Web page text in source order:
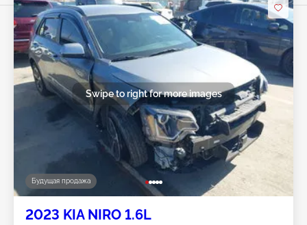
Будущая продажа
Swipe to right for more images
2023 KIA NIRO 1.6L